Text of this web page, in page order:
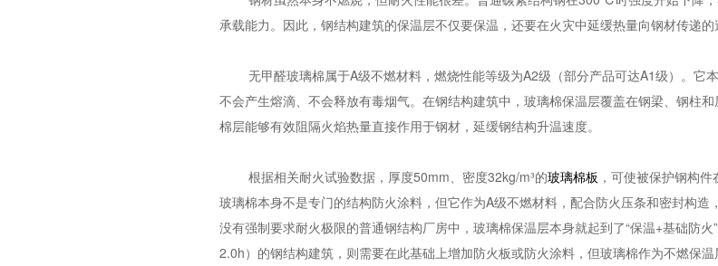
承载能力。因此，钢结构建筑的保温层不仅要保温，还要在火灾中延缓热量向钢材传递的
无甲醛玻璃棉属于A级不燃材料，燃烧性能等级为A2级（部分产品可达A1级）。它
不会产生熔滴、不会释放有毒烟气。在钢结构建筑中，玻璃棉保温层覆盖在钢梁、钢柱
棉层能够有效阻隔火焰热量直接作用于钢材，延缓钢结构升温速度。
根据相关耐火试验数据，厚度50mm、密度32kg/m³的玻璃棉板 ，可使被保护钢构
玻璃棉本身不是专门的结构防火涂料，但它作为A级不燃材料，配合防火压条和密封构
没有强制要求耐火极限的普通钢结构厂房中，玻璃棉保温层本身就起到了“保温+基础防火
2.0h）的钢结构建筑，则需要在此基础上增加防火板或防火涂料，但玻璃棉作为不燃保温